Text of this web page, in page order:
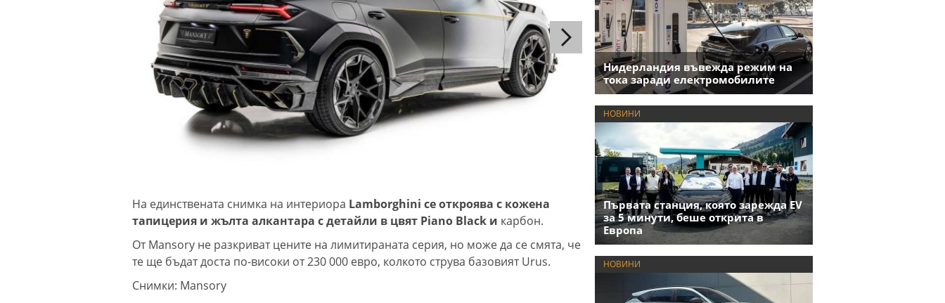
На единствената снимка на интериора Lamborghini се откроява с кожена
тапицерия и жълта алкантара с детайли в цвят Piano Black и карбон.
От Mansory не разкриват цените на лимитираната серия, но може да се смята, че
те ще бъдат доста по-високи от 230 000 евро, колкото струва базовият Urus.
Снимки: Mansory
Нидерландия въвежда режим на
тока заради електромобилите
НОВИНИ
Първата станция, която зарежда EV
за 5 минути, беше открита в
Европа
НОВИНИ